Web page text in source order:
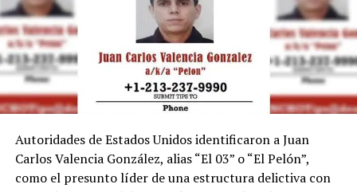
Autoridades de Estados Unidos identificaron a Juan
Carlos Valencia González, alias “El 03” o “El Pelón”,
como el presunto líder de una estructura delictiva con